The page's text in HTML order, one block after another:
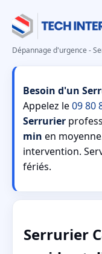
Dépannage d'urgence -
Besoin d'un
Appelez le09 80
Serrurier
min en
intervention.
fériés.
Serrurier